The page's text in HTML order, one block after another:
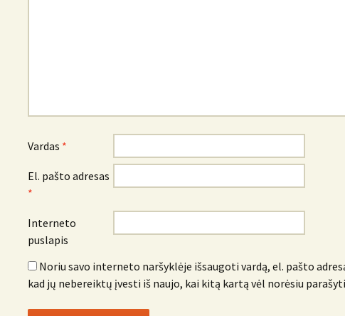
Vardas *
El. pašto adresas
*
Interneto
puslapis
Noriu savo interneto naršyklėje išsaugoti vardą, el. pašto
kad jų nebereiktų įvesti iš naujo, kai kitą kartą vėl norėsiu